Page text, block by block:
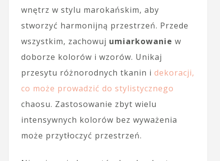
wnętrz w stylu marokańskim, aby
stworzyć harmonijną przestrzeń. Przede
wszystkim, zachowuj umiarkowanie w
doborze kolorów i wzorów. Unikaj
przesytu różnorodnych tkanin i dekoracji,
co może prowadzić do stylistycznego
chaosu. Zastosowanie zbyt wielu
intensywnych kolorów bez wyważenia
może przytłoczyć przestrzeń.